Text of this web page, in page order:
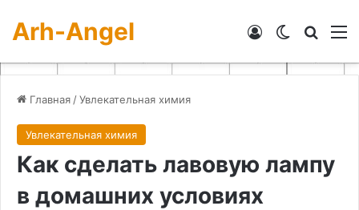
Arh-Angel Switch skin
Войти
Главная /Увлекательная химия
Увлекательная химия
Как сделать лавовую лампу
в домашних условиях